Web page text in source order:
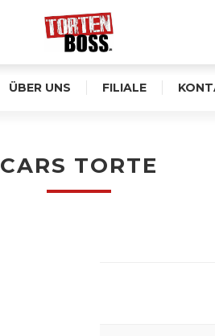
ÜBER UNS FILIALE
CARS TORTE